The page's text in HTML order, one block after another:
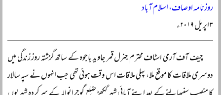
روزنامہ اوصاف، اسلام آباد
۳ اپریل ۲۰۱۹ء
چیف آف آرمی اسٹاف محترم جنرل قمر جاوید باجوہ کے ساتھ گزشتہ روز زندگی میں
دوسری ملاقات کا موقع ملا، پہلی ملاقات اس وقت ہوئی تھی جب انہوں نے سپہ سالار